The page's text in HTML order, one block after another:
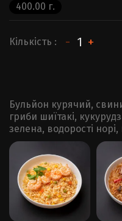
400.00 г.
Кількість : - +
Бульйон курячий,
гриби шиїтакі,
зелена, водорості